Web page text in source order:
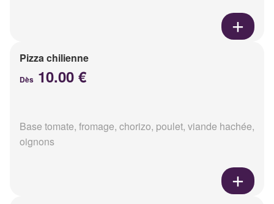
Pizza chilienne
Dès 10.00 €
Base tomate, fromage, chorizo, poulet, viande hachée,
oignons